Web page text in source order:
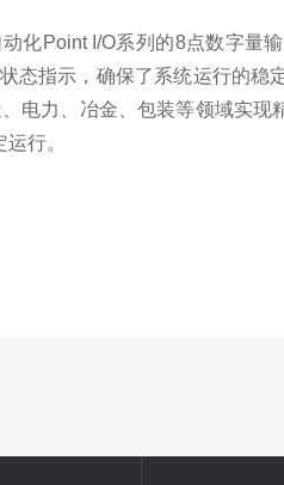
化Point I/O系列的8点数字量
态指示，确保了系统运行的
电力、冶金、包装等领域实
行。